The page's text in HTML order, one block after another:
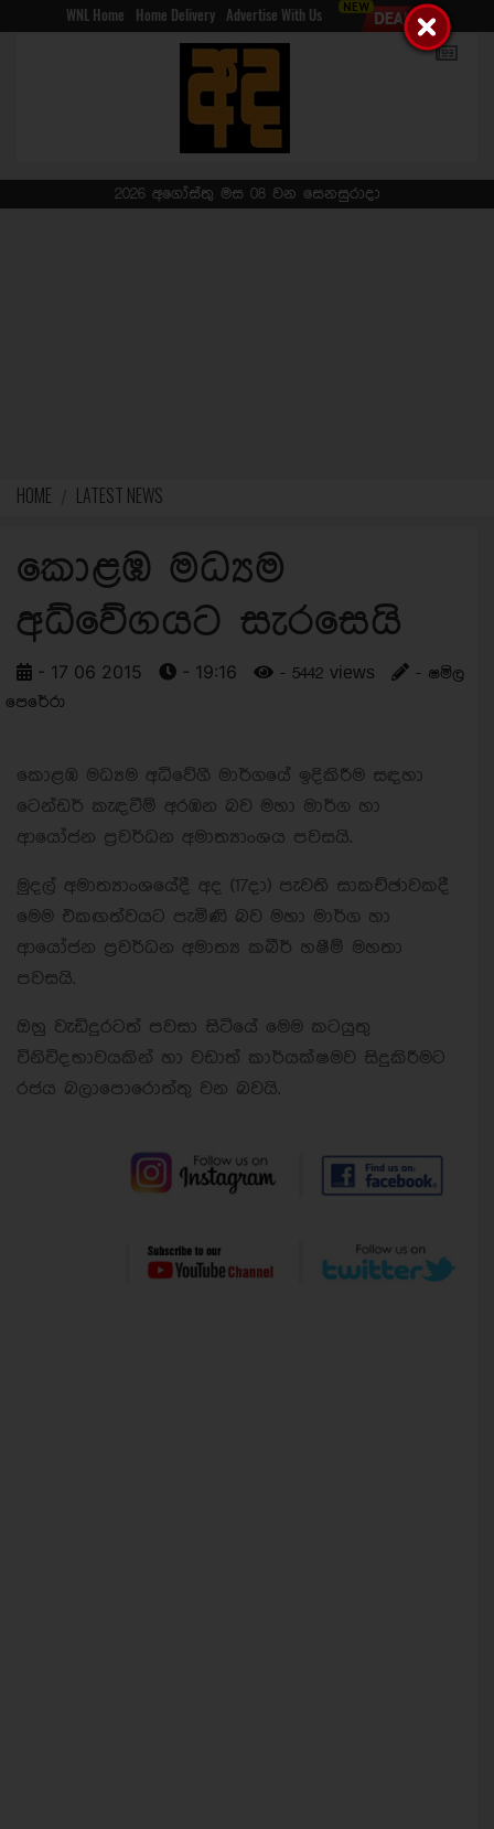
WNL Home Home Delivery Advertise With Us
2026 අගෝස්තු මස 08 වන සෙනසුරාදා
HOME LATEST NEWS
කොළඹ මධ්‍යම
අධ්වේගයට සැරසෙයි
- 17 06 2015 - 19:16 - 5442 views
- ෂමිල
පෙරේරා
කොළඹ මධ්‍යම අධිවේගී මාර්ගයේ ඉදිකිරීම සඳහා
ටෙන්ඩර් කැඳවීම් අරඹන බව මහා මාර්ග හා
ආයෝජන ප්‍රවර්ධන අමාත්‍යාංශය පවසයි.
මුදල් අමාත්‍යාංශයේදී අද (17දා) පැවති සාකච්ඡාවකදී
මෙම එකඟත්වයට පැමිණි බව මහා මාර්ග හා
ආයෝජන ප්‍රවර්ධන අමාත්‍ය කබීර් හෂීම් මහතා
පවසයි.
ඔහු වැඩිදුරටත් පවසා සිටියේ මෙම කටයුතු
විනිවිදභාවයකින් හා වඩාත් කාර්යක්ෂමව සිදුකිරීමට
රජය බලාපොරොත්තු වන බවයි.